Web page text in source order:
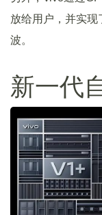
放给用户，并实
波。
新一代